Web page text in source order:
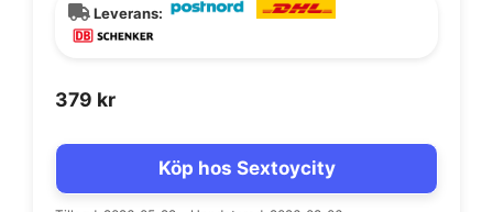
Leverans:
379 kr
Köp hos Sextoycity